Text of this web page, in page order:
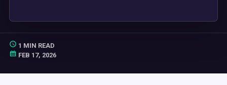
1 MIN READ
FEB 17, 2026